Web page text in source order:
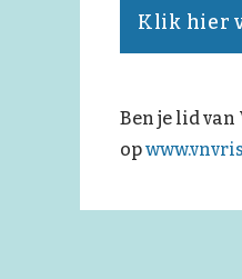
Klik hier
Ben je lid
op